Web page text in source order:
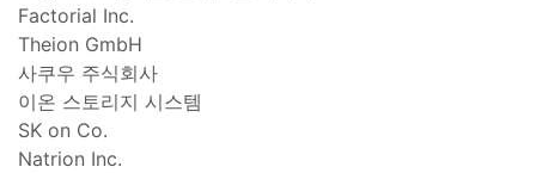
Factorial Inc.
Theion GmbH
사쿠우 주식회사
이온 스토리지 시스템
SK on Co.
Natrion Inc.